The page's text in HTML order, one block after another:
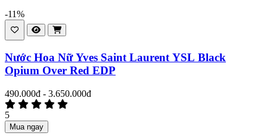
-11%
Nước Hoa Nữ Yves Saint Laurent YSL Black
Opium Over Red EDP
490.000đ - 3.650.000đ
5
Mua ngay